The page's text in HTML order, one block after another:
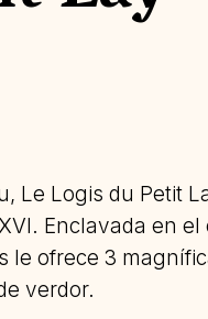
Le Logis du Petit
Enclavada en el
le ofrece 3
verdor.